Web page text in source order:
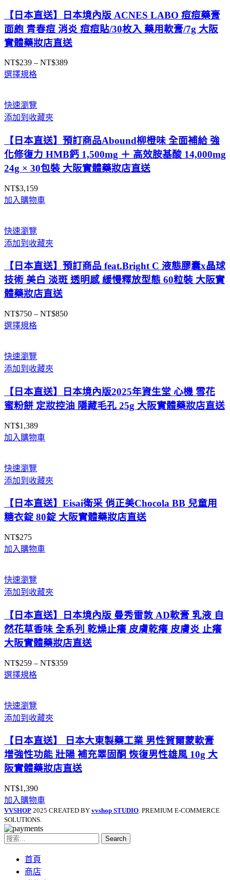
【日本直送】日本境內版 ACNES LABO 痘痘藥膏
面皰 青春痘 消炎 痘痘貼/30枚入 藥用軟膏/7g 大阪
實體藥妝店直送
NT$239 – NT$389價
選擇規格
快速瀏覽
添加到收藏夾
【日本直送】預訂商品Abound柳橙味 全面補給 強
化修復力 HMB鈣 1,500mg ＋ 高效胺基酸 14,000mg
24g × 30包裝 大阪實體藥妝店直送
NT$3,159
加入購物車
快速瀏覽
添加到收藏夾
【日本直送】預訂商品 feat.Bright C 液態膠囊x晶球
技術 美白 淡斑 透明感 緩慢釋放型態 60粒裝 大阪實
體藥妝店直送
NT$750 – NT$850價
選擇規格
快速瀏覽
添加到收藏夾
【日本直送】日本境內版2025年資生堂 心機 雪花
蜜粉餅 定妝控油 隱藏毛孔 25g 大阪實體藥妝店直送
NT$1,389
加入購物車
快速瀏覽
添加到收藏夾
【日本直送】Eisai衛采 俏正美Chocola BB 兒童用
糖衣錠 80錠 大阪實體藥妝店直送
NT$275
加入購物車
快速瀏覽
添加到收藏夾
【日本直送】日本境內版 曼秀雷敦 AD軟膏 乳液 自
然花草香味 全系列 乾燥止癢 皮膚乾癢 皮膚炎 止癢
大阪實體藥妝店直送
NT$259 – NT$359價
NT$359
選擇規格
快速瀏覽
添加到收藏夾
【日本直送】 日本大東製藥工業 男性賀爾蒙軟膏
增強性功能 壯陽 補充睪固酮 恢復男性雄風 10g 大
阪實體藥妝店直送
NT$1,390
加入購物車
VVSHOP 2025 CREATED BY vvshop STUDIO . PREMIUM E-COMMERCE
SOLUTIONS.
Search
首頁
商店